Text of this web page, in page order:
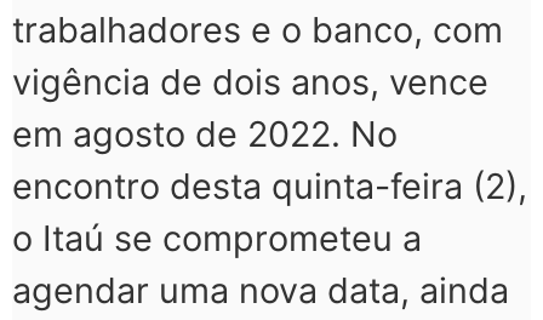
trabalhadores e o banco, com
vigência de dois anos, vence
em agosto de 2022. No
encontro desta quinta-feira (2),
o Itaú se comprometeu a
agendar uma nova data, ainda